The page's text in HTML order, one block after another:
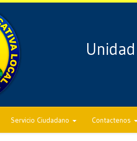
Servicio Ciudadano Contactenos